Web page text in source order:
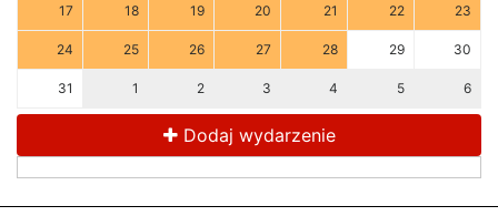
17 18 19 20 21 22 23
24 25 26 27 28 29 30
31 1 2 3 4 5 6
Dodaj wydarzenie